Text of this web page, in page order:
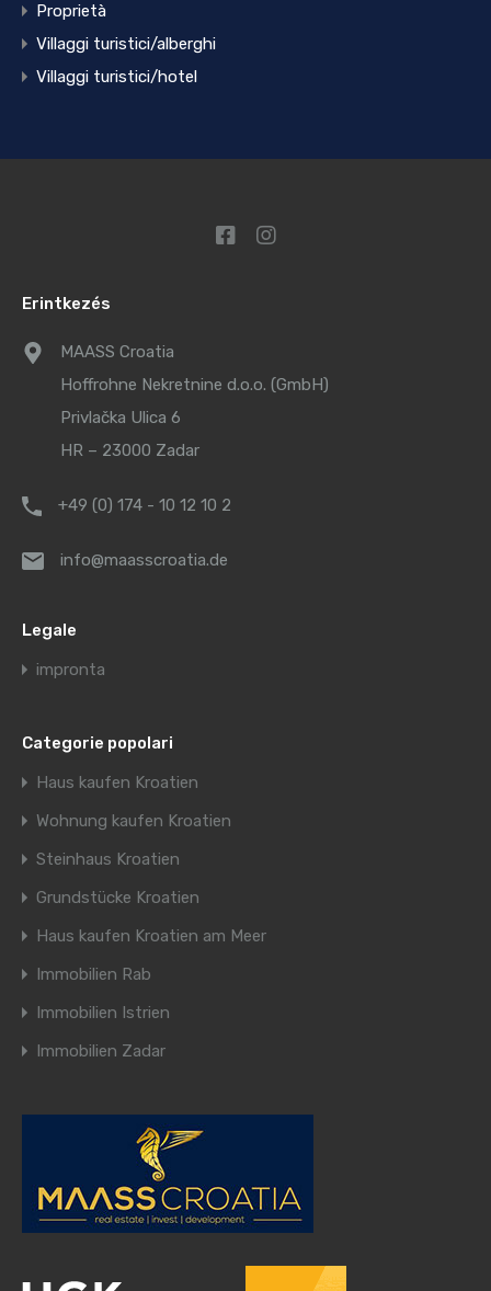
Proprietà
Villaggi turistici/alberghi
Villaggi turistici/hotel
Erintkezés
MAASS Croatia
Hoffrohne Nekretnine d.o.o. (GmbH)
Privlačka Ulica 6
HR – 23000 Zadar
+49 (0) 174 - 10 12 10 2
info@maasscroatia.de
Legale
impronta
Categorie popolari
Haus kaufen Kroatien
Wohnung kaufen Kroatien
Steinhaus Kroatien
Grundstücke Kroatien
Haus kaufen Kroatien am Meer
Immobilien Rab
Immobilien Istrien
Immobilien Zadar